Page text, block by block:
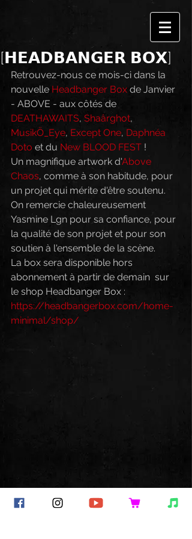
[𝗛𝗘𝗔𝗗𝗕𝗔𝗡𝗚𝗘𝗥 𝗕𝗢𝗫]
Retrouvez-nous ce mois-ci dans la
nouvelle Headbanger Box de Janvier
- ABOVE - aux côtés de
DEATHAWAITS, Shaârghot,
MusikÖ_Eye, Except One, Daphnéa
Doto et du New BLOOD FEST !
Un magnifique artwork d'Above
Chaos, comme à son habitude, pour
un projet qui mérite d'être soutenu.
On remercie chaleureusement
Yasmine Lgn pour sa confiance, pour
la qualité de son projet et pour son
soutien à l'ensemble de la scène.
La box sera disponible hors
abonnement à partir de demain  sur
le shop Headbanger Box :
https://headbangerbox.com/home-
minimal/shop/